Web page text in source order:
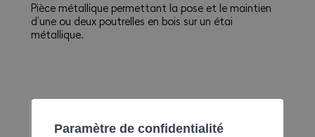
Pièce métallique permettant la pose et le maintien
d’une ou deux poutrelles en bois sur un étai
métallique.
Paramètre de confidentialité